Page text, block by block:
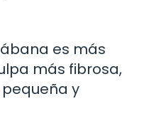
es más
más fibrosa,
y